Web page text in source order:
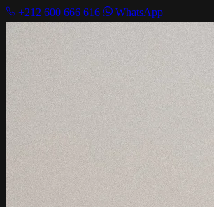
+212 600 666 616
WhatsApp